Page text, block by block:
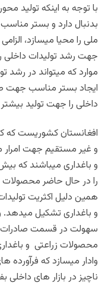
با توجه به اینکه تولید
بدنبال دارد و بستر
ملی را محیا میسازد،
جهت رشد تولیدات
موارد که میتواند در رشد
ایجاد بستر مناسب جهت
داخلی را جهت تولید
افغانستان کشوریست که
و غیر مستقیم جهت
را در حال حاضر محصولات
همین دلیل اکثریت
و باغداری تشکیل
سهولت در قسمت صادرات و
محصولات زراعتی و
وادار میسازد که
ناچیز در بازار های داخلی